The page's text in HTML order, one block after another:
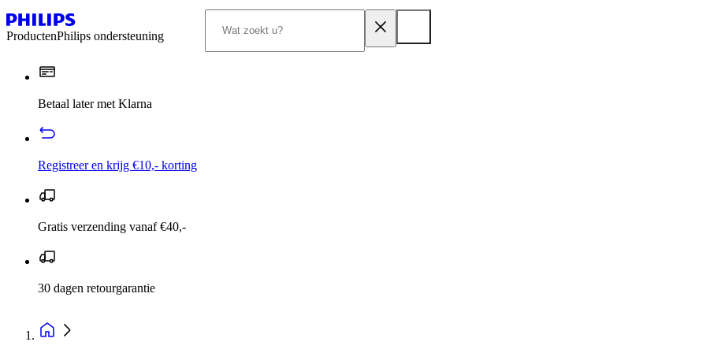
ProductenPhilips ondersteuning
Betaal later met Klarna
Registreer en krijg €10,- korting
Gratis verzending vanaf €40,-
30 dagen retourgarantie